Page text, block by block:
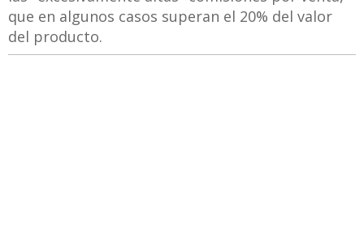
que en algunos casos superan el 20% del valor
del producto.